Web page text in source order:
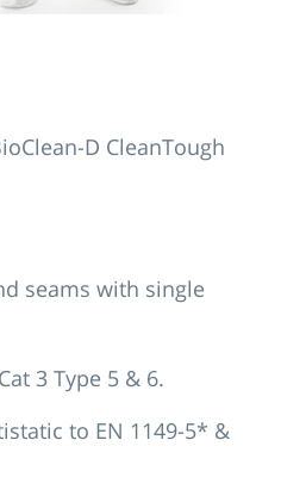
D CleanTough
seams with single
3 Type 5 & 6.
to EN 1149-5* &